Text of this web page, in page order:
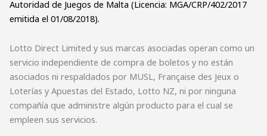
Autoridad de Juegos de Malta (Licencia: MGA/CRP/402/2017
emitida el 01/08/2018).
Lotto Direct Limited y sus marcas asociadas operan como un
servicio independiente de compra de boletos y no están
asociados ni respaldados por MUSL, Française des Jeux o
Loterías y Apuestas del Estado, Lotto NZ, ni por ninguna
compañía que administre algún producto para el cual se
empleen sus servicios.